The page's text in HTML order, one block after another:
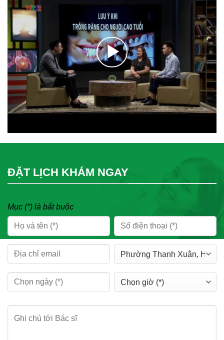
ĐẶT LỊCH KHÁM NGAY
Mục (*) là bắt buộc